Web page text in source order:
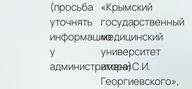
(просьба
уточнять
информацию
у
администратора)
«Крымский
государственный
медицинский
университет
имени С.И.
Георгиевского»,